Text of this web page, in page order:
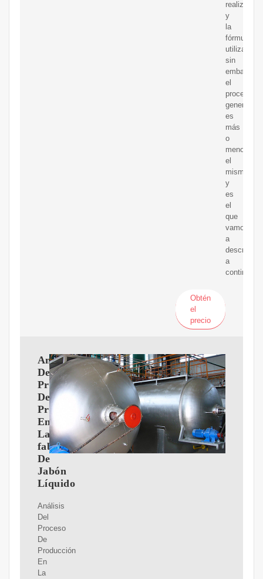
realizar
y
la
fórmula
utilizada,
sin
embargo,
el
proceso
general
es
más
o
menos
el
mismo
y
es
el
que
vamos
a
describir
a
Obtén
el
precio
Análisis
Del
Proceso
De
Producción
En
La
fabricación
De
Jabón
Líquido
Análisis
Del
Proceso
De
Producción
En
La